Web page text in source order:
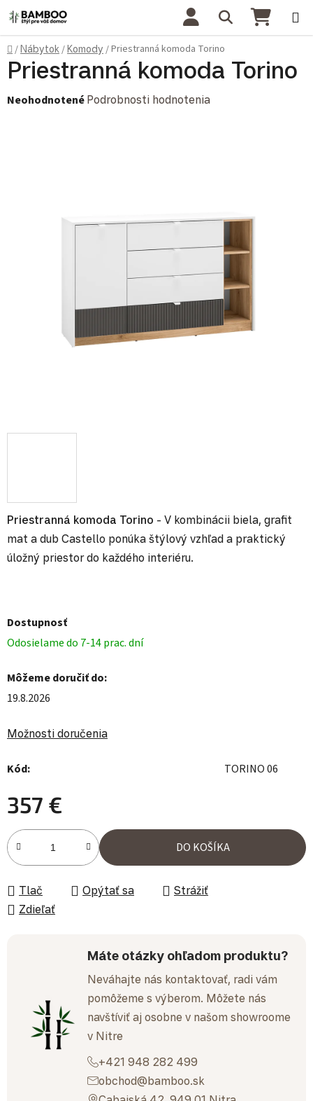
Prejsť na obsah Hľadať
Domov
/Nábytok /Komody /Priestranná komoda Torino
Priestranná komoda Torino - V kombinácii biela, grafit
mat a dub Castello ponúka štýlový vzhľad a praktický
úložný priestor do každého interiéru.
Dostupnosť
Odosielame do 7-14 prac. dní
Môžeme doručiť do:
19.8.2026
Možnosti doručenia
Kód: TORINO 06
357 €
Jednotková cena:
DO KOŠÍKA
Tlač Opýtať sa
Strážiť
Zdieľať
Máte otázky ohľadom produktu?
Neváhajte nás kontaktovať, radi vám
pomôžeme s výberom. Môžete nás
navštíviť aj osobne v našom showroome
v Nitre
+421 948 282 499
obchod@bamboo.sk
Priestranná komoda Torino
Priemerné hodnotenie produktu je 0,0 z 5 hviezdičiek.
Neohodnotené Podrobnosti hodnotenia